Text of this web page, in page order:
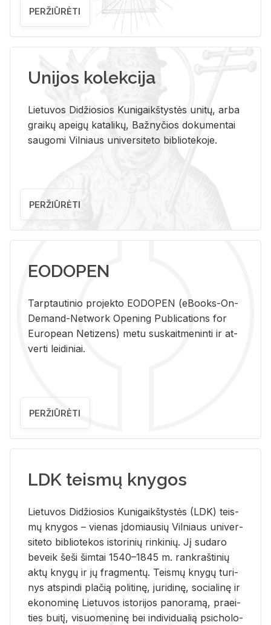
PERŽIŪRĖTI
Unijos kolekcija
Lietuvos Didžiosios Kunigaikštystės unitų, arba
graikų apeigų katalikų, Bažnyčios dokumentai
saugomi Vilniaus universiteto bibliotekoje.
PERŽIŪRĖTI
EODOPEN
Tarp­tau­ti­nio pro­jek­to EO­DO­PEN (eBo­oks-On-
De­mand-Ne­twork Ope­ning Pub­li­ca­tions for
Eu­ro­pe­an Ne­ti­zens) metu su­skait­me­nin­ti ir at­
ver­ti lei­di­niai.
PERŽIŪRĖTI
LDK teismų knygos
Lie­tu­vos Di­džio­sios Ku­ni­gaikš­tys­tės (LDK) teis­
mų kny­gos – vie­nas įdo­miau­sių Vil­niaus uni­ver­
si­te­to bi­b­lio­te­kos is­to­ri­nių rin­ki­nių. Jį su­da­ro
be­veik šeši šim­tai 1540–1845 m. rank­raš­ti­nių
aktų kny­gų ir jų frag­men­tų. Teis­mų kny­gų tu­ri­
nys at­spin­di pla­čią po­li­ti­nę, ju­ri­di­nę, so­cia­li­nę ir
eko­no­mi­nę Lie­tu­vos is­to­ri­jos pa­no­ra­mą, pra­ei­
ties bui­tį, vi­suo­me­ni­nę bei in­di­vi­dua­lią psi­cho­lo­